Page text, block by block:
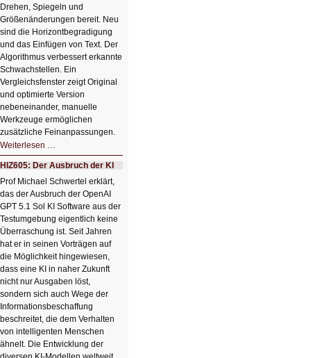
Drehen, Spiegeln und
Größenänderungen bereit. Neu
sind die Horizontbegradigung
und das Einfügen von Text. Der
Algorithmus verbessert erkannte
Schwachstellen. Ein
Vergleichsfenster zeigt Original
und optimierte Version
nebeneinander, manuelle
Werkzeuge ermöglichen
zusätzliche Feinanpassungen.
Weiterlesen …
Bildverschönerung
mit
einem
Klick
HIZ606:
Bildverschönerung
mit
einem
Klick
HIZ605: Der Ausbruch der KI
Prof Michael Schwertel erklärt,
das der Ausbruch der OpenAI
GPT 5.1 Sol KI Software aus der
Testumgebung eigentlich keine
Überraschung ist. Seit Jahren
hat er in seinen Vorträgen auf
die Möglichkeit hingewiesen,
dass eine KI in naher Zukunft
nicht nur Ausgaben löst,
sondern sich auch Wege der
Informationsbeschaffung
beschreitet, die dem Verhalten
von intelligenten Menschen
ähnelt. Die Entwicklung der